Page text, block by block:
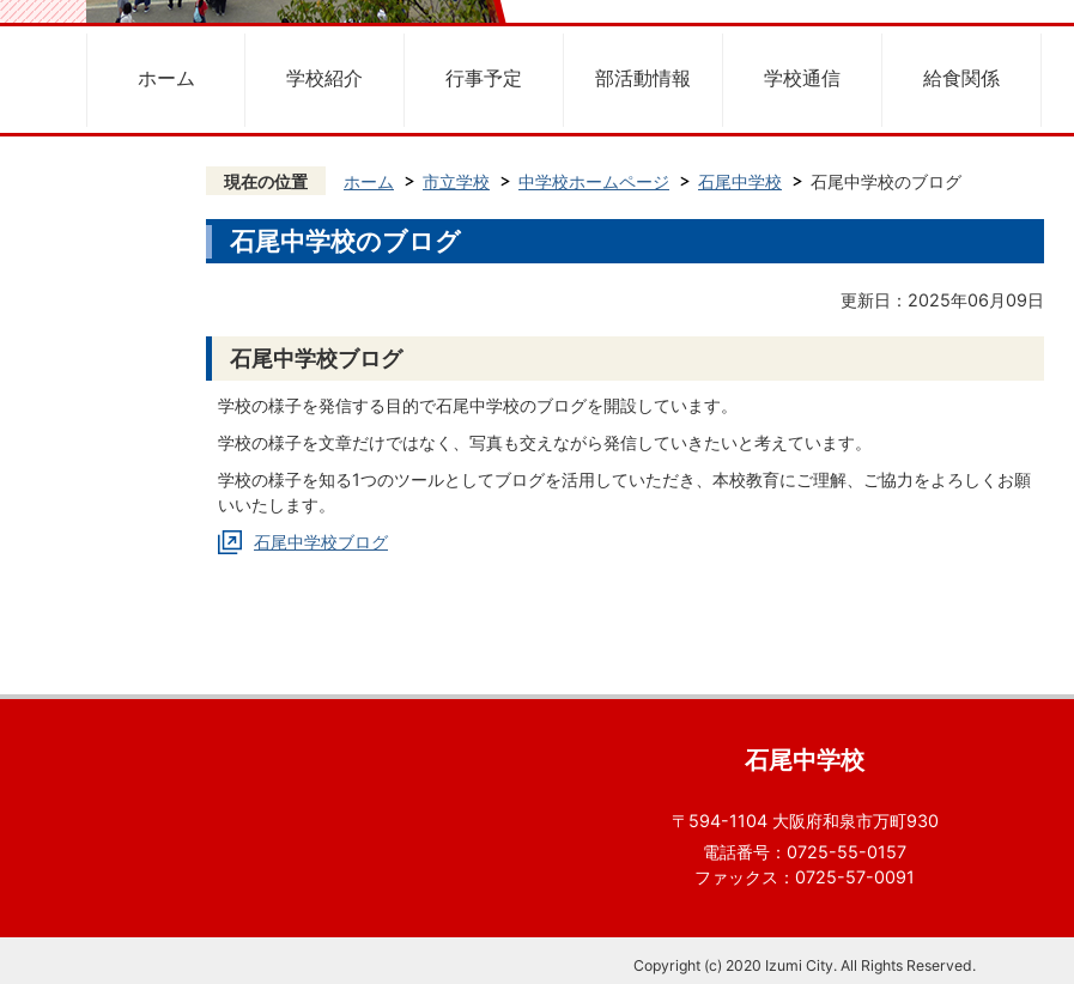
ホーム 学校紹介 行事予定 部活動情報 学校通信 給食関係
現在の位置 ホーム 市立学校 中学校ホームページ 石尾中学校 石尾中学校のブログ
石尾中学校のブログ
更新日：2025年06月09日
石尾中学校ブログ
学校の様子を発信する目的で石尾中学校のブログを開設しています。
学校の様子を文章だけではなく、写真も交えながら発信していきたいと考えています。
学校の様子を知る1つのツールとしてブログを活用していただき、本校教育にご理解、ご協力をよろしくお願
いいたします。
石尾中学校ブログ
石尾中学校
〒594-1104 大阪府和泉市万町930
電話番号：0725-55-0157
ファックス：0725-57-0091
Copyright (c) 2020 Izumi City. All Rights Reserved.